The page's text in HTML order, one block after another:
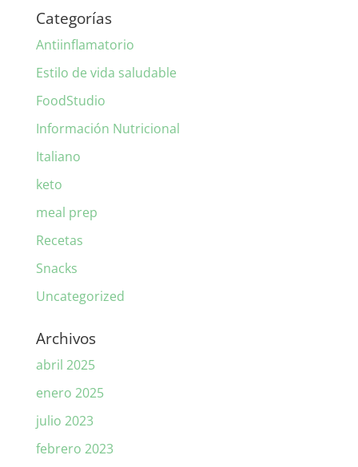
Categorías
Antiinflamatorio
Estilo de vida saludable
FoodStudio
Información Nutricional
Italiano
keto
meal prep
Recetas
Snacks
Uncategorized
Archivos
abril 2025
enero 2025
julio 2023
febrero 2023